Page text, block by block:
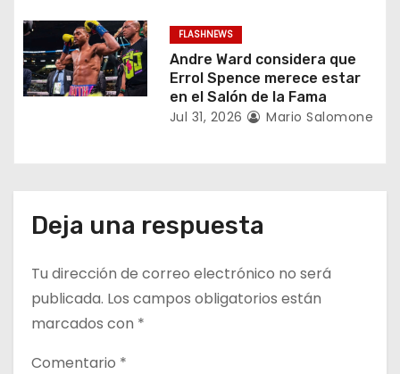
a
d
a
FLASHNEWS
Andre Ward considera que
Errol Spence merece estar
en el Salón de la Fama
Jul 31, 2026 Mario Salomone
Deja una respuesta
Tu dirección de correo electrónico no será
publicada. Los campos obligatorios están
marcados con *
Comentario *